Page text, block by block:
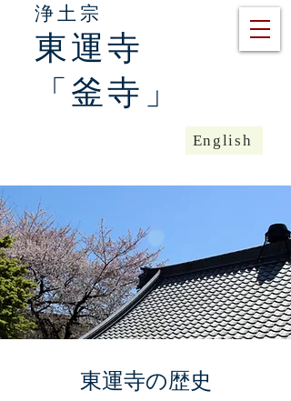
浄土宗
東運寺
「釜寺」
English
​東運寺の歴史